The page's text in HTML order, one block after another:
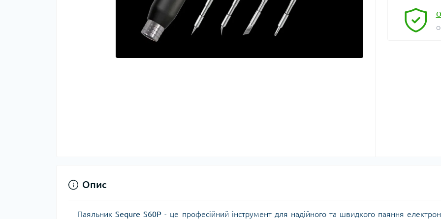
Опис
ПаяльникSequre S60P - це професійний інструмент для надійного та швидкого паяння